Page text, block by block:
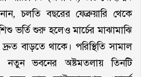
চলতি বছরের ফেব্রুয়ারি থেকে
ভর্তি শুরু হলেও মার্চের মাঝামাঝি
বাড়তে থাকে। পরিস্থিতি সামাল
নতুন ভবনের অষ্টমতলায় তিনটি